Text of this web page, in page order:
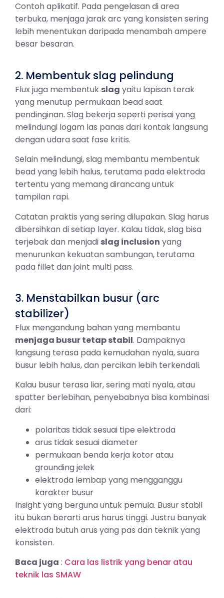
Contoh aplikatif. Pada pengelasan di area
terbuka, menjaga jarak arc yang konsisten sering
lebih menentukan daripada menambah ampere
besar besaran.
2. Membentuk slag pelindung
Flux juga membentuk slag yaitu lapisan terak
yang menutup permukaan bead saat
pendinginan. Slag bekerja seperti perisai yang
melindungi logam las panas dari kontak langsung
dengan udara saat fase kritis.
Selain melindungi, slag membantu membentuk
bead yang lebih halus, terutama pada elektroda
tertentu yang memang dirancang untuk
tampilan rapi.
Catatan praktis yang sering dilupakan. Slag harus
dibersihkan di setiap layer. Kalau tidak, slag bisa
terjebak dan menjadi slag inclusion yang
menurunkan kekuatan sambungan, terutama
pada fillet dan joint multi pass.
3. Menstabilkan busur (arc
stabilizer)
Flux mengandung bahan yang membantu
menjaga busur tetap stabil. Dampaknya
langsung terasa pada kemudahan nyala, suara
busur lebih halus, dan percikan lebih terkendali.
Kalau busur terasa liar, sering mati nyala, atau
spatter berlebihan, penyebabnya bisa kombinasi
dari:
polaritas tidak sesuai tipe elektroda
arus tidak sesuai diameter
permukaan benda kerja kotor atau
grounding jelek
elektroda lembap yang mengganggu
karakter busur
Insight yang berguna untuk pemula. Busur stabil
itu bukan berarti arus harus tinggi. Justru banyak
elektroda butuh arus yang pas dan teknik yang
konsisten.
Baca juga : Cara las listrik yang benar atau
teknik las SMAW